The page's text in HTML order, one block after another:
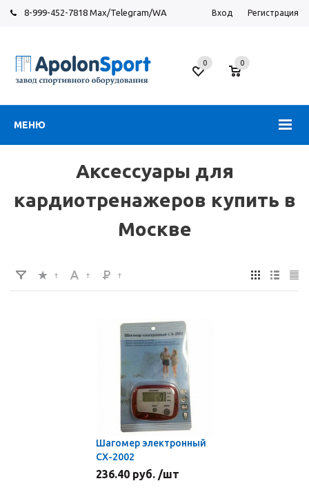
8-999-452-7818 Max/Telegram/WA Вход Регистрация
МЕНЮ
Москва
Новорязанское
0
0
Аксессуары для
кардиотренажеров купить в
Москве
Шагомер электронный
СХ-2002
236.40 руб. /шт